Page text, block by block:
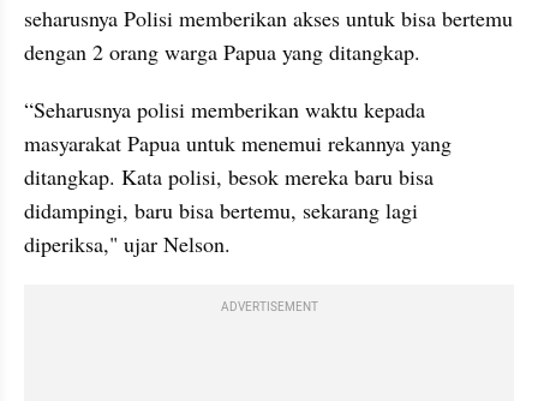
seharusnya Polisi memberikan akses untuk bisa bertemu
dengan 2 orang warga Papua yang ditangkap.
“Seharusnya polisi memberikan waktu kepada
masyarakat Papua untuk menemui rekannya yang
ditangkap. Kata polisi, besok mereka baru bisa
didampingi, baru bisa bertemu, sekarang lagi
diperiksa," ujar Nelson.
ADVERTISEMENT